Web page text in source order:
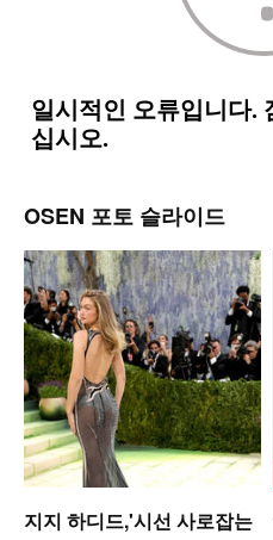
OSEN 포토 슬라이드
지지 하디드,'시선 사로잡는